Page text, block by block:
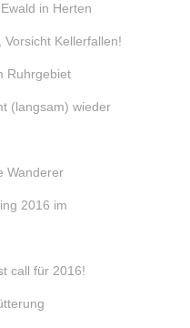
in Herten
Kellerfallen!
Ruhrgebiet
(langsam) wieder
Wanderer
2016 im
call für 2016!